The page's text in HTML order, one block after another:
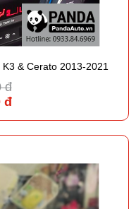
& Cerato 2013-2021
đ
đ